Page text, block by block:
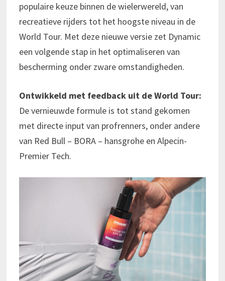
populaire keuze binnen de wielerwereld, van
recreatieve rijders tot het hoogste niveau in de
World Tour. Met deze nieuwe versie zet Dynamic
een volgende stap in het optimaliseren van
bescherming onder zware omstandigheden.
Ontwikkeld met feedback uit de World Tour:
De vernieuwde formule is tot stand gekomen
met directe input van profrenners, onder andere
van Red Bull – BORA – hansgrohe en Alpecin-
Premier Tech.